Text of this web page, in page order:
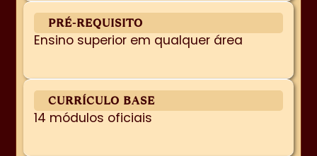
PRÉ-REQUISITO
Ensino superior em qualquer área
CURRÍCULO BASE
14 módulos oficiais